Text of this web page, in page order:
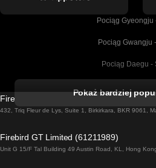
Pociąg Gyeongju
Pociąg Gwangju
Pociąg Daegu -
Pociąg Dublin -
Pociąg Rzym -
Pokaż bardziej
Firebird GT Limited (OC 1451)
432, Triq Fleur de Lys, Suite 1, Birkirkara, BKR 9061,
Firebird GT Limited (61211989)
Unit G 15/F Tal Building 49 Austin Road, KL, Hong